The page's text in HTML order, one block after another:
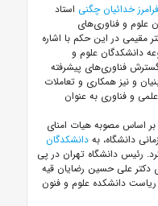
خدائیان چگنی استاد
علوم و فناوری‌های
مقیمی در این حکم با اشاره
دانشکدگان علوم و
فناوری‌های پیشرفته
و نیز همکاری و تعاملات
و فناوری به عنوان
بر اساس مصوبه هیات امنای
دانشگاه، به دانشکدگان
کرد. رئیس دانشگاه تهران در پی
دکتر علی حسین رضایان قیه
دانشکده علوم و فنون